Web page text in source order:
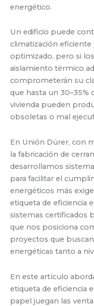
energético.
Un edificio puede
climatización
optimizado, pero si
aislamiento térmico
comprometerán su
que hasta un 30–35%
vivienda pueden
obsoletas o mal
En Unión Dürer, con
la fabricación de
desarrollamos
para facilitar el
energéticos más
etiqueta de eficiencia
sistemas certificados
que nos posiciona
proyectos que
energéticas tanto a
En este artículo
etiqueta de eficiencia
papel juegan las